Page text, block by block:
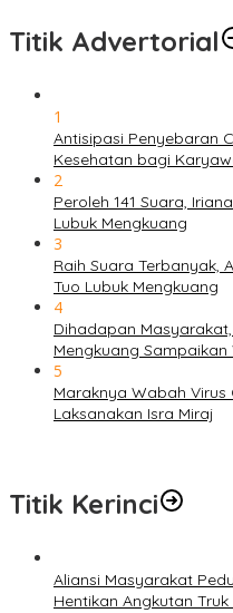
Titik Advertorial
1
Antisipasi Penyebaran
Kesehatan bagi
2
Peroleh 141 Suara,
Lubuk Mengkuang
3
Raih Suara Terbanyak,
Tuo Lubuk Mengkuang
4
Dihadapan
Mengkuang Sampaikan
5
Maraknya Wabah
Laksanakan Isra Miraj
Titik Kerinci
Aliansi Masyarakat
Hentikan Angkutan